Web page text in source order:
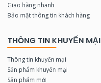
Giao hàng nhanh
Bảo mật thông tin khách hàng
THÔNG TIN KHUYẾN MẠI
Thông tin khuyến mại
Sản phẩm khuyến mại
Sản phẩm mới